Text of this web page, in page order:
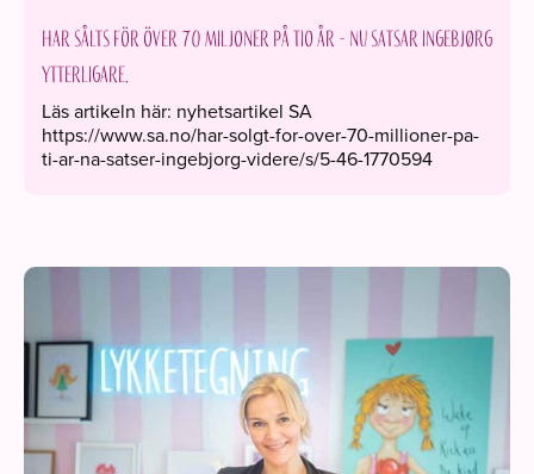
Har sålts för över 70 miljoner på tio år - nu satsar Ingebjørg
ytterligare.
Läs artikeln här: nyhetsartikel SA
https://www.sa.no/har-solgt-for-over-70-millioner-pa-
ti-ar-na-satser-ingebjorg-videre/s/5-46-1770594